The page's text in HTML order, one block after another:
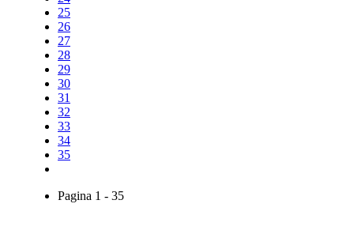
25
26
27
28
29
30
31
32
33
34
35
Pagina 1 - 35